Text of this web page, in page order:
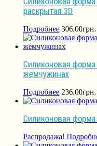
раскрытая 3D
Подробнее 306.00грн.
Силиконовая
жемчужинах
Подробнее 236.00грн.
Силиконовая
Распродажа!